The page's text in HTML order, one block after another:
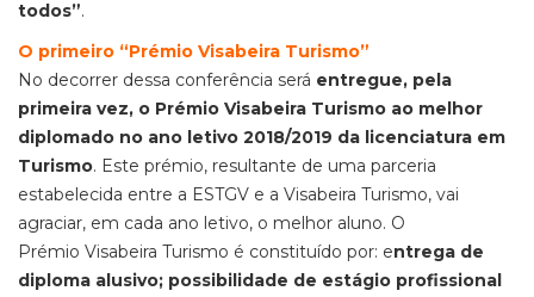
todos”.
O primeiro “Prémio Visabeira Turismo”
No decorrer dessa conferência será entregue, pela
primeira vez, o Prémio Visabeira Turismo ao melhor
diplomado no ano letivo 2018/2019 da licenciatura em
Turismo. Este prémio, resultante de uma parceria
estabelecida entre a ESTGV e a Visabeira Turismo, vai
agraciar, em cada ano letivo, o melhor aluno. O
Prémio Visabeira Turismo é constituído por: entrega de
diploma alusivo; possibilidade de estágio profissional